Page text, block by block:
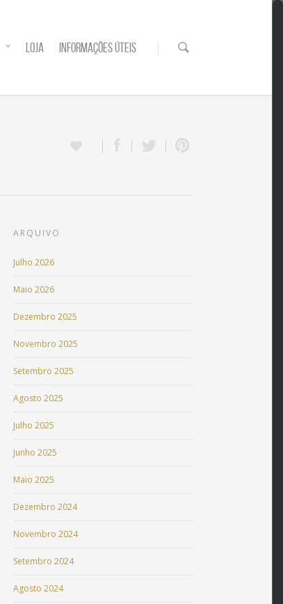
LOJA INFORMAÇÕES ÚTEIS
ARQUIVO
Julho 2026
Maio 2026
Dezembro 2025
Novembro 2025
Setembro 2025
Agosto 2025
Julho 2025
Junho 2025
Maio 2025
Dezembro 2024
Novembro 2024
Setembro 2024
Agosto 2024